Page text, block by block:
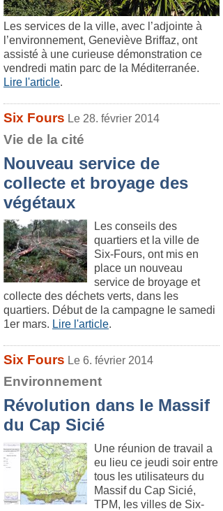
Les services de la ville, avec l’adjointe à
l’environnement, Geneviève Briffaz, ont
assisté à une curieuse démonstration ce
vendredi matin parc de la Méditerranée.
Lire l'article.
Six Fours Le 28. février 2014
Vie de la cité
Nouveau service de
collecte et broyage des
végétaux
Les conseils des
quartiers et la ville de
Six-Fours, ont mis en
place un nouveau
service de broyage et
collecte des déchets verts, dans les
quartiers. Début de la campagne le samedi
1er mars. Lire l'article.
Six Fours Le 6. février 2014
Environnement
Révolution dans le Massif
du Cap Sicié
Une réunion de travail a
eu lieu ce jeudi soir entre
tous les utilisateurs du
Massif du Cap Sicié,
TPM, les villes de Six-